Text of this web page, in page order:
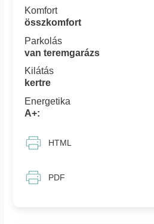
Komfort
összkomfort
Parkolás
van teremgarázs
Kilátás
kertre
Energetika
A+:
HTML
PDF